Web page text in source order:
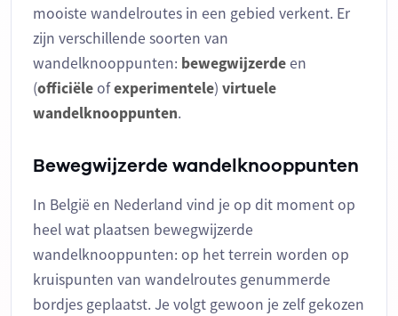
mooiste wandelroutes in een gebied verkent. Er
zijn verschillende soorten van
wandelknooppunten: bewegwijzerdeen
(officiëleofexperimentele) virtuele
wandelknooppunten.
Bewegwijzerde wandelknooppunten
In België en Nederland vind je op dit moment op
heel wat plaatsen bewegwijzerde
wandelknooppunten: op het terrein worden op
kruispunten van wandelroutes genummerde
bordjes geplaatst. Je volgt gewoon je zelf gekozen